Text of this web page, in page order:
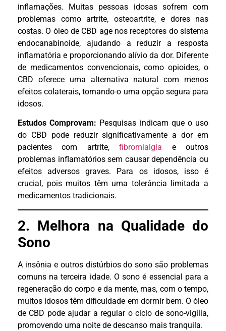
inflamações. Muitas pessoas idosas sofrem com
problemas como artrite, osteoartrite, e dores nas
costas. O óleo de CBD age nos receptores do sistema
endocanabinoide, ajudando a reduzir a resposta
inflamatória e proporcionando alívio da dor. Diferente
de medicamentos convencionais, como opioides, o
CBD oferece uma alternativa natural com menos
efeitos colaterais, tornando-o uma opção segura para
idosos.
Estudos Comprovam: Pesquisas indicam que o uso
do CBD pode reduzir significativamente a dor em
pacientes com artrite,fibromialgia e outros
problemas inflamatórios sem causar dependência ou
efeitos adversos graves. Para os idosos, isso é
crucial, pois muitos têm uma tolerância limitada a
medicamentos tradicionais.
2. Melhora na Qualidade do
Sono
A insônia e outros distúrbios do sono são problemas
comuns na terceira idade. O sono é essencial para a
regeneração do corpo e da mente, mas, com o tempo,
muitos idosos têm dificuldade em dormir bem. O óleo
de CBD pode ajudar a regular o ciclo de sono-vigília,
promovendo uma noite de descanso mais tranquila.